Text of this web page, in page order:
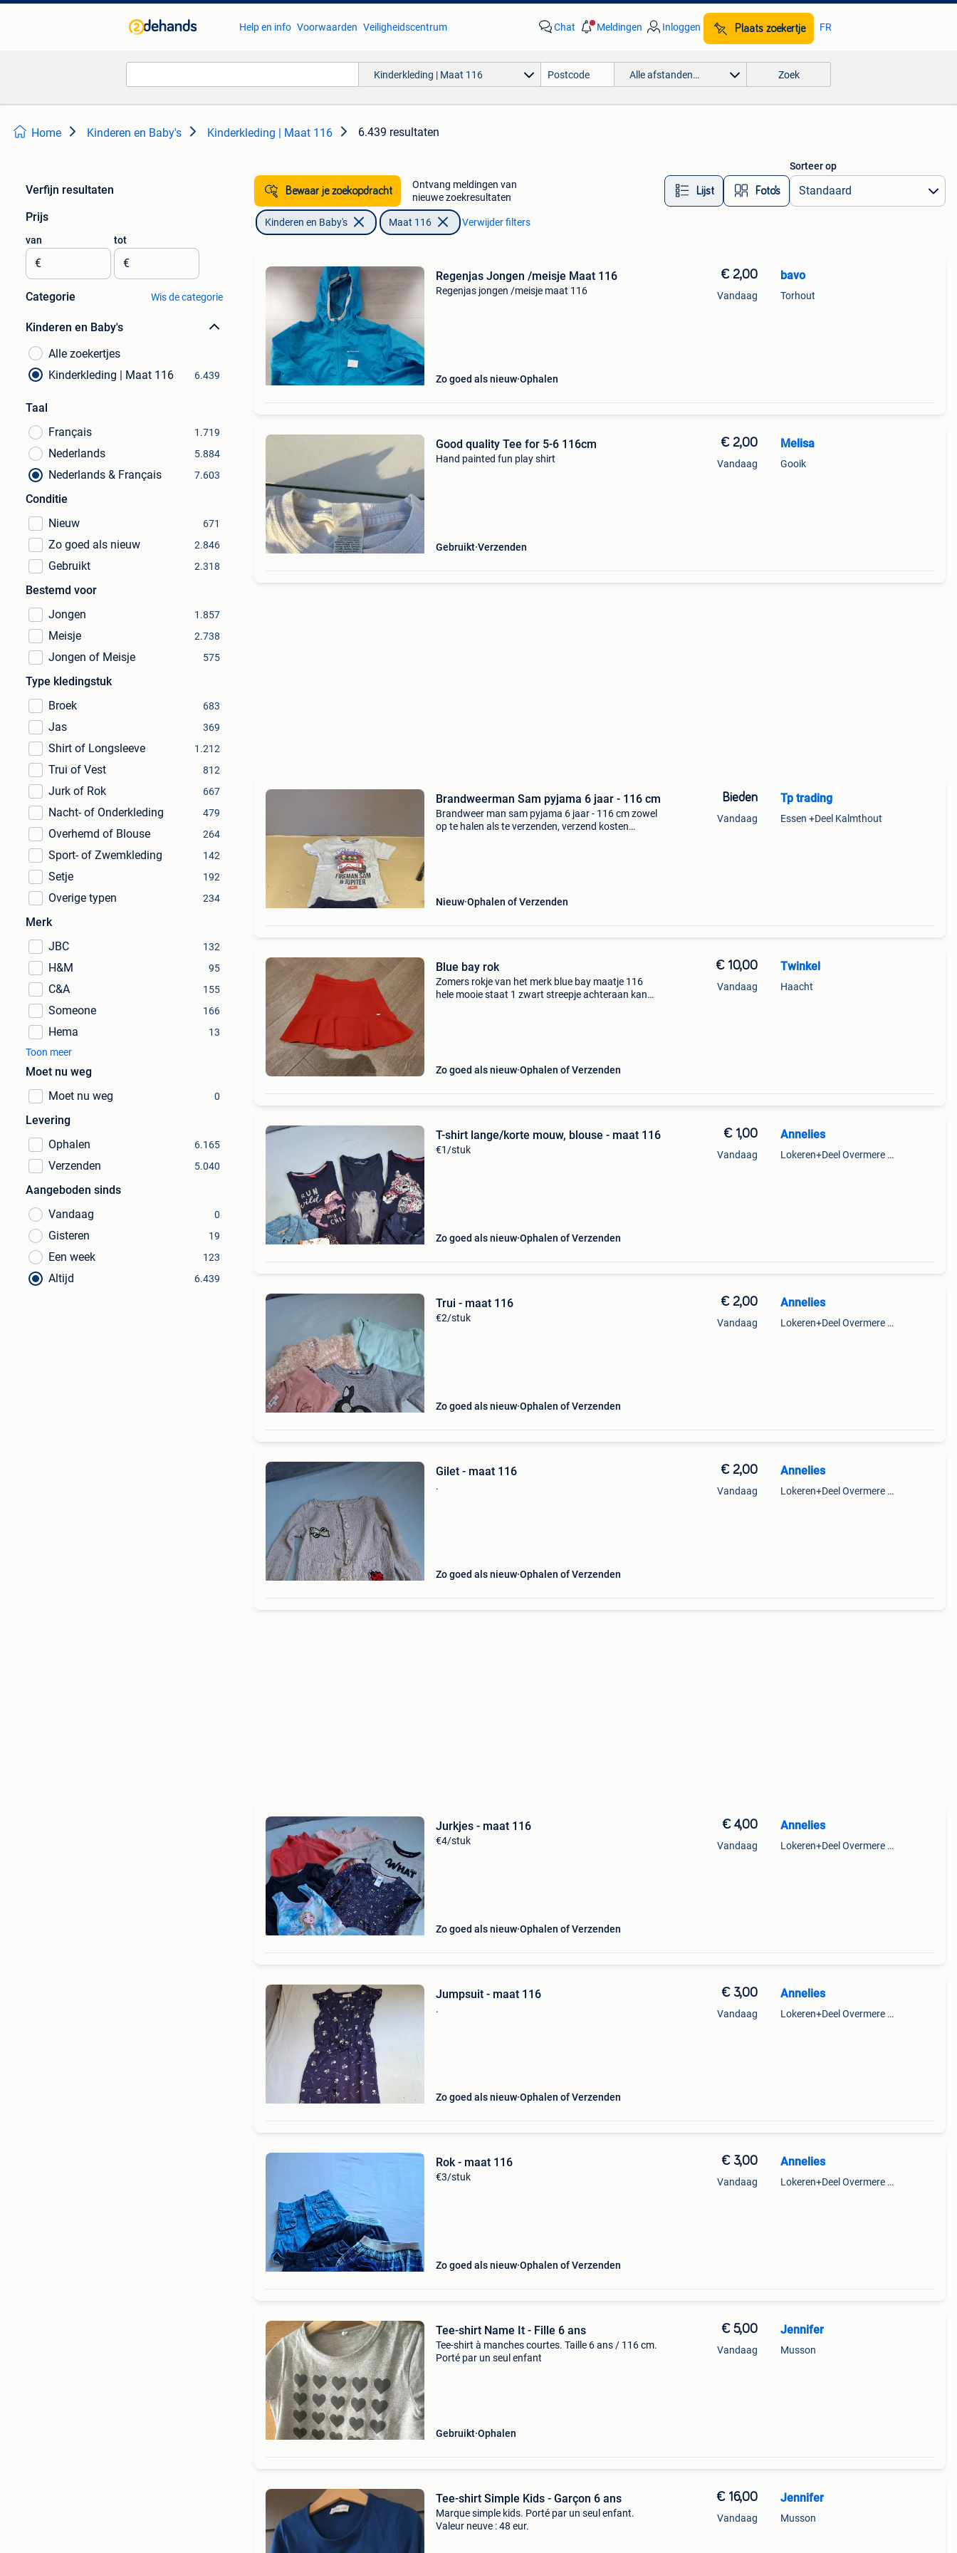
Help en info Voorwaarden Veiligheidscentrum Chat Meldingen Inloggen Plaats zoekertje FR
Kinderkleding | Maat 116 Alle afstanden… Zoek
Home Kinderen en Baby's Kinderkleding | Maat 116 6.439 resultaten
Verfijn resultaten
Prijs
van
€
tot
€
Categorie Wis de categorie
Kinderen en Baby's
Alle zoekertjes
Kinderkleding | Maat 116
6.439
Taal
Français
1.719
Nederlands 5.884
Nederlands & Français 7.603
Conditie
Nieuw
671
Zo goed als nieuw 2.846
Gebruikt 2.318
Bestemd voor
Jongen
1.857
Meisje 2.738
Jongen of Meisje 575
Type kledingstuk
Broek
683
Jas 369
Shirt of Longsleeve 1.212
Trui of Vest 812
Jurk of Rok 667
Nacht- of Onderkleding 479
Overhemd of Blouse 264
Sport- of Zwemkleding 142
Setje 192
Overige typen 234
Merk
JBC
132
H&M 95
C&A 155
Someone 166
Hema
13
Toon meer
Moet nu weg
Moet nu weg
0
Levering
Ophalen
6.165
Verzenden 5.040
Aangeboden sinds
Vandaag
0
Gisteren 19
Een week 123
Altijd 6.439
Bewaar je zoekopdracht
Ontvang meldingen van
nieuwe zoekresultaten
Lijst Foto’s
Sorteer op
Kinderen en Baby's Maat 116 Verwijder filters
Regenjas Jongen /meisje Maat 116
Regenjas jongen /meisje maat 116
Zo goed als nieuw Ophalen
€ 2,00
Vandaag
bavo
Torhout
Good quality Tee for 5-6 116cm
Hand painted fun play shirt
Gebruikt Verzenden
€ 2,00
Vandaag
Melisa
Gooik
Brandweerman Sam pyjama 6 jaar - 116 cm
Brandweer man sam pyjama 6 jaar - 116 cm zowel
op te halen als te verzenden, verzend kosten
Nieuw Ophalen of Verzenden
Bieden
Vandaag
Tp trading
Essen +Deel Kalmthout
Blue bay rok
Zomers rokje van het merk blue bay maatje 116
hele mooie staat 1 zwart streepje achteraan kan
Zo goed als nieuw Ophalen of Verzenden
€ 10,00
Vandaag
Twinkel
Haacht
T-shirt lange/korte mouw, blouse - maat 116
€1/stuk
Zo goed als nieuw Ophalen of Verzenden
€ 1,00
Vandaag
Annelies
Lokeren+Deel Overmere En Zele
Trui - maat 116
€2/stuk
Zo goed als nieuw Ophalen of Verzenden
€ 2,00
Vandaag
Annelies
Lokeren+Deel Overmere En Zele
Gilet - maat 116
.
Zo goed als nieuw Ophalen of Verzenden
€ 2,00
Vandaag
Annelies
Lokeren+Deel Overmere En Zele
Jurkjes - maat 116
€4/stuk
Zo goed als nieuw Ophalen of Verzenden
€ 4,00
Vandaag
Annelies
Lokeren+Deel Overmere En Zele
Jumpsuit - maat 116
.
Zo goed als nieuw Ophalen of Verzenden
€ 3,00
Vandaag
Annelies
Lokeren+Deel Overmere En Zele
Rok - maat 116
€3/stuk
Zo goed als nieuw Ophalen of Verzenden
€ 3,00
Vandaag
Annelies
Lokeren+Deel Overmere En Zele
Tee-shirt Name It - Fille 6 ans
Tee-shirt à manches courtes. Taille 6 ans / 116 cm.
Porté par un seul enfant
Gebruikt Ophalen
€ 5,00
Vandaag
Jennifer
Musson
Tee-shirt Simple Kids - Garçon 6 ans
Marque simple kids. Porté par un seul enfant.
Valeur neuve : 48 eur.
€ 16,00
Vandaag
Jennifer
Musson